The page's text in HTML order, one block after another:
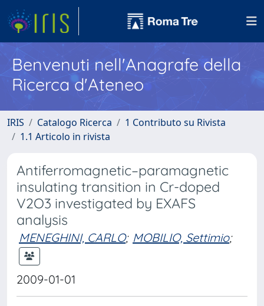
Benvenuti nell'Anagrafe della
Ricerca d'Ateneo
IRIS Catalogo Ricerca
1 Contributo su Rivista
1.1 Articolo in rivista
Antiferromagnetic–paramagnetic
insulating transition in Cr-doped
V2O3 investigated by EXAFS
analysis
MENEGHINI, CARLO; MOBILIO, Settimio;
2009-01-01